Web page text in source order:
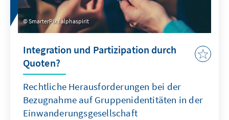
SmarterPix / alphaspirit
Integration und Partizipation durch
Quoten?
Rechtliche Herausforderungen bei der
Bezugnahme auf Gruppenidentitäten in der
Einwanderungsgesellschaft